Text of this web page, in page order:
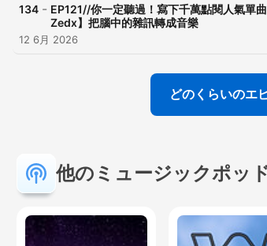
134 - EP121//你一定聽過！寫下千萬點閱人氣單
Zedx】把腦中的雜訊轉成音樂
12 6月 2026
どのくらいのエ
他のミュージックポッ